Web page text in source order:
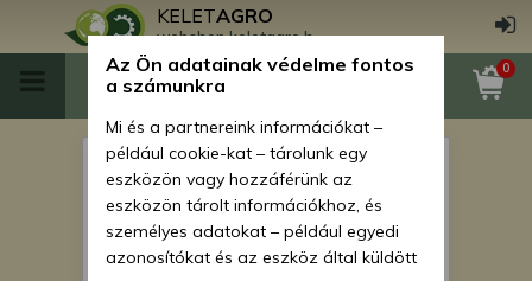
KELETAGRO
webshop.keletagro.hu
0
Force 915 víz és váltóolaj
hőfokmérő gomba v1.
Az Ön adatainak védelme fontos
a számunkra
Mi és a partnereink információkat –
például cookie-kat – tárolunk egy
eszközön vagy hozzáférünk az
eszközön tárolt információkhoz, és
személyes adatokat – például egyedi
azonosítókat és az eszköz által küldött